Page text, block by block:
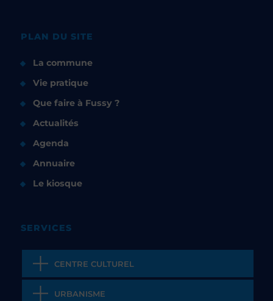
PLAN DU SITE
La commune
Vie pratique
Que faire à Fussy ?
Actualités
Agenda
Annuaire
Le kiosque
SERVICES
CENTRE CULTUREL
URBANISME